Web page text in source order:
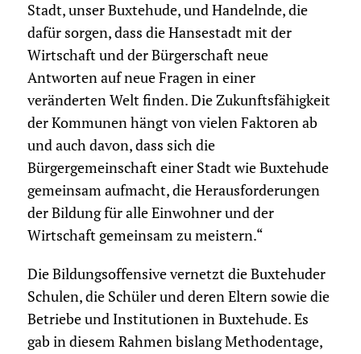
Stadt, unser Buxtehude, und Handelnde, die
dafür sorgen, dass die Hansestadt mit der
Wirtschaft und der Bürgerschaft neue
Antworten auf neue Fragen in einer
veränderten Welt finden. Die Zukunftsfähigkeit
der Kommunen hängt von vielen Faktoren ab
und auch davon, dass sich die
Bürgergemeinschaft einer Stadt wie Buxtehude
gemeinsam aufmacht, die Herausforderungen
der Bildung für alle Einwohner und der
Wirtschaft gemeinsam zu meistern.“
Die Bildungsoffensive vernetzt die Buxtehuder
Schulen, die Schüler und deren Eltern sowie die
Betriebe und Institutionen in Buxtehude. Es
gab in diesem Rahmen bislang Methodentage,